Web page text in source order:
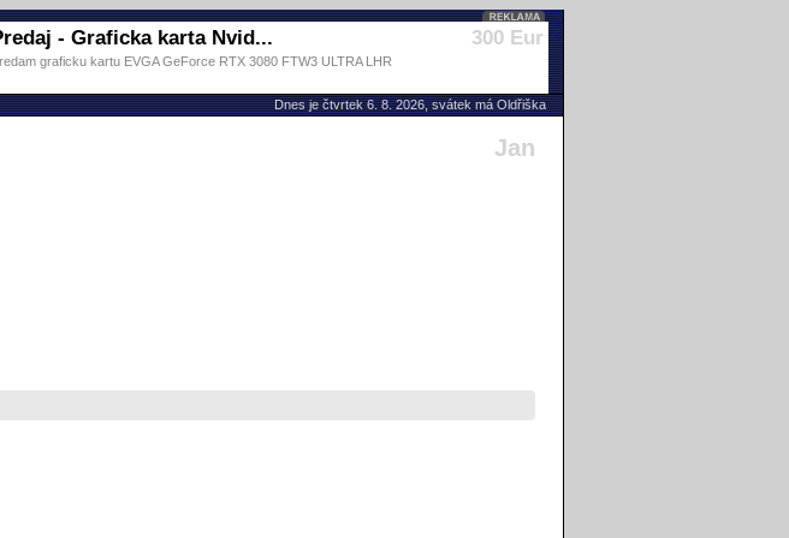
- Graficka karta Nvid... 300 Eur
graficku kartu EVGA GeForce RTX 3080 FTW3 ULTRA LHR
Dnes je čtvrtek 6. 8. 2026, svátek má Oldřiška
Jan